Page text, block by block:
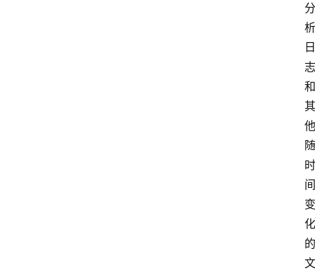
分
析
日
志
和
其
他
随
时
间
变
化
的
文